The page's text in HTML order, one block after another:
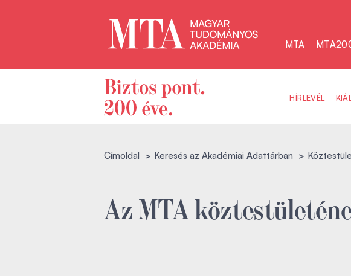
MTA
HÍRLEVÉL
Címoldal Keresés az Akadémiai Adattárban
Az MTA